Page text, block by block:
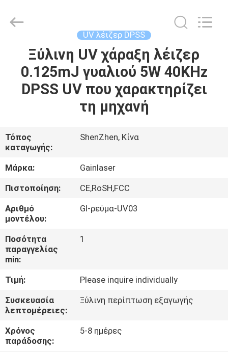
ΣΠΊΤΙ
ΠΡΟΪΌΝΤΑ
ΕΜΕΊΣ
ΓΎΡΟΣ
ΕΡΓΟΣΤΑΣΊΩΝ
ΠΟΙΟΤΙΚΌΣ
ΈΛΕΓΧΟΣ
ΕΛΆΤΕ
ΣΕ
ΕΠΑΦΉ
ΜΕ
Gainlaser
Laser
UV λέιζερ DPSS
Ξύλινη UV χάραξη λέιζερ
0.125mJ γυαλιού 5W 40KHz
DPSS UV που χαρακτηρίζει
τη μηχανή
Τόπος
καταγωγής:
ShenZhen, Κίνα
Μάρκα:
Gainlaser
Πιστοποίηση:
CE,RoSH,FCC
Αριθμό
μοντέλου:
Gl-ρεύμα-UV03
Ποσότητα
παραγγελίας
min:
1
Τιμή:
Please inquire individually
Συσκευασία
λεπτομέρειες:
Ξύλινη περίπτωση εξαγωγής
Χρόνος
παράδοσης:
5-8 ημέρες